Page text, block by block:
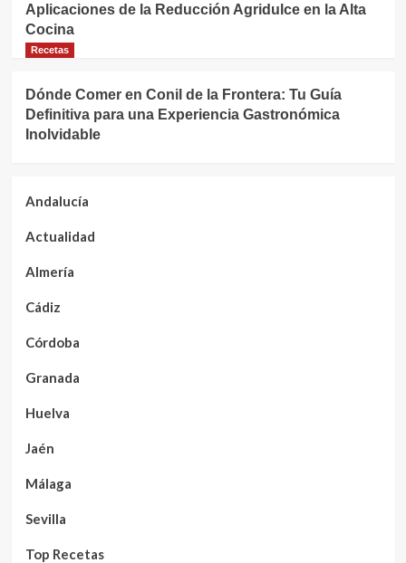
Aplicaciones de la Reducción Agridulce en la Alta
Cocina
Recetas
Dónde Comer en Conil de la Frontera: Tu Guía
Definitiva para una Experiencia Gastronómica
Inolvidable
Andalucía
Actualidad
Almería
Cádiz
Córdoba
Granada
Huelva
Jaén
Málaga
Sevilla
Top Recetas